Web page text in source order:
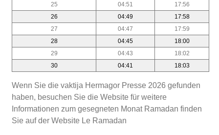
25
04:51
17:56
26
04:49
17:58
27
04:47
17:59
28
04:45
18:00
29
04:43
18:02
30
04:41 18:03
Wenn Sie die vaktija Hermagor Presse 2026 gefunden
haben, besuchen Sie die Website für weitere
Informationen zum gesegneten Monat Ramadan finden
Sie auf der Website Le Ramadan